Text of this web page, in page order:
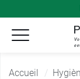
Accueil